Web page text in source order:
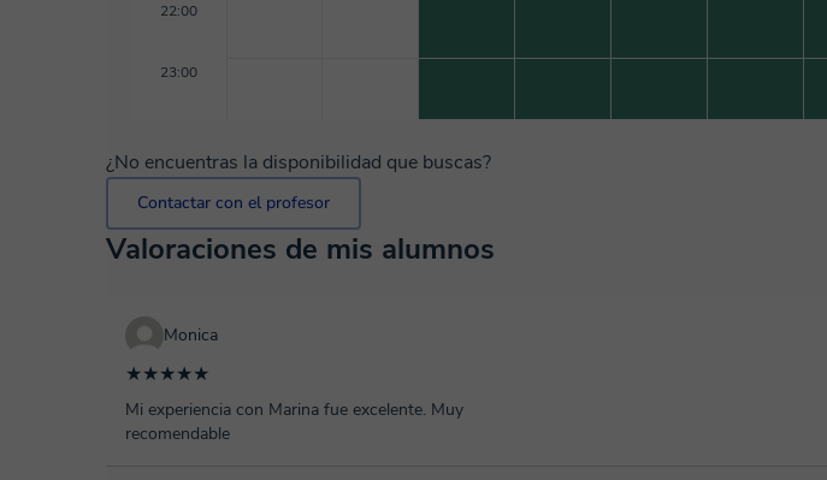
22:00
23:00
¿No encuentras la disponibilidad que buscas?
Contactar con el profesor
Valoraciones de mis alumnos
Monica
★★★★★
Mi experiencia con Marina fue excelente. Muy
recomendable